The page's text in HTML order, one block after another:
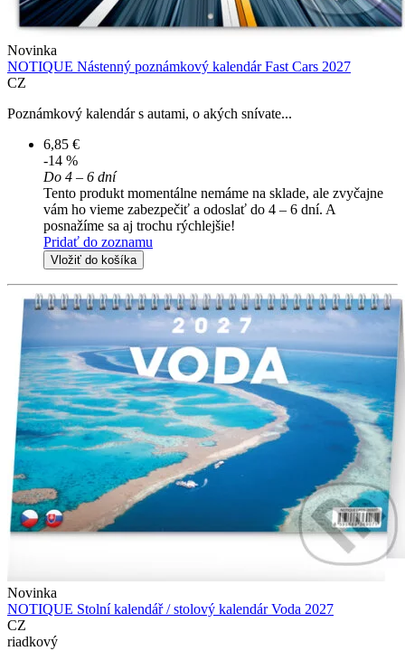
Novinka
NOTIQUE Nástenný poznámkový kalendár Fast Cars 2027
CZ
Poznámkový kalendár s autami, o akých snívate...
6,85 €
-14 %
Do 4 – 6 dní
Tento produkt momentálne nemáme na sklade, ale zvyčajne
vám ho vieme zabezpečiť a odoslať do 4 – 6 dní. A
posnažíme sa aj trochu rýchlejšie!
Pridať do zoznamu
Vložiť do košíka
Novinka
NOTIQUE Stolní kalendář / stolový kalendár Voda 2027
CZ
riadkový